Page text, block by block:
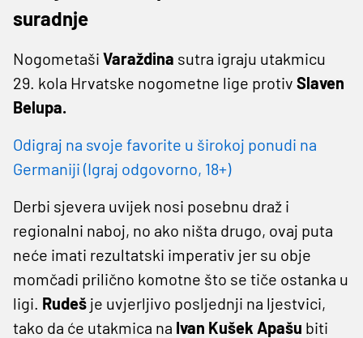
suradnje
Nogometaši Varaždina sutra igraju utakmicu
29. kola Hrvatske nogometne lige protiv Slaven
Belupa.
Odigraj na svoje favorite u širokoj ponudi na
Germaniji (Igraj odgovorno, 18+)
Derbi sjevera uvijek nosi posebnu draž i
regionalni naboj, no ako ništa drugo, ovaj puta
neće imati rezultatski imperativ jer su obje
momčadi prilično komotne što se tiče ostanka u
ligi. Rudeš je uvjerljivo posljednji na ljestvici,
tako da će utakmica na Ivan Kušek Apašu biti